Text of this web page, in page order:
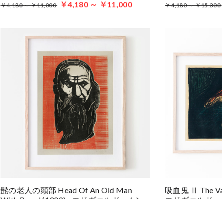
￥4,180 ～ ￥11,000 ￥4,180 ～ ￥11,000 ￥4,180 ～ ￥15,300
髭の老人の頭部 Head Of An Old Man
吸血鬼 Ⅱ The